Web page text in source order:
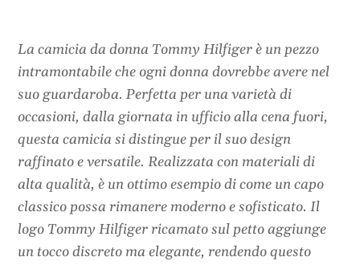
La camicia da donna Tommy Hilfiger è un pezzo
intramontabile che ogni donna dovrebbe avere nel
suo guardaroba. Perfetta per una varietà di
occasioni, dalla giornata in ufficio alla cena fuori,
questa camicia si distingue per il suo design
raffinato e versatile. Realizzata con materiali di
alta qualità, è un ottimo esempio di come un capo
classico possa rimanere moderno e sofisticato. Il
logo Tommy Hilfiger ricamato sul petto aggiunge
un tocco discreto ma elegante, rendendo questo